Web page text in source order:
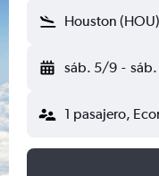
Houston (HOU)
sáb. 5/9 -
1 pasajero,